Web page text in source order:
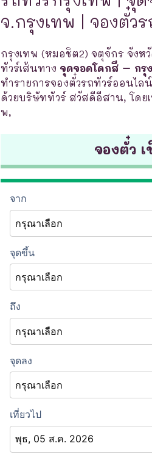
จ.กรุงเทพ | จองตั๋ว
กรุงเทพ (หมอชิต2) จตุจักร จังห
ทัวร์เส้นทาง จุดจอดโคกสี – กรุ
ทำรายการจองตั๋วรถทัวร์ออนไล
ด้วยบริษัททัวร์ สวัสดีอีสาน, โดย
พ,
จองตั๋ว